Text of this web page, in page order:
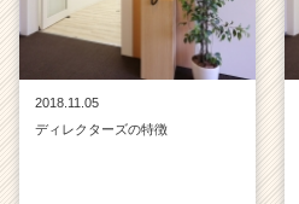
2018.11.05
ディレクターズの特徴